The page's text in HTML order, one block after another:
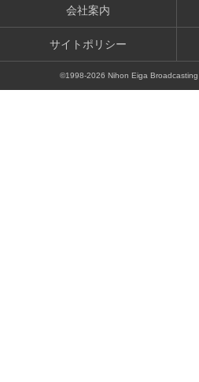
会社案内
サイトポリシー
©1998-2026 Nihon Eiga